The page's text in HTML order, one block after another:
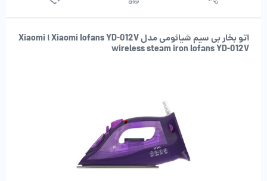
اتو بخار بی سیم شیائومی مدل Xiaomi lofans YD-012V ا Xiaomi
wireless steam iron lofans YD-012V